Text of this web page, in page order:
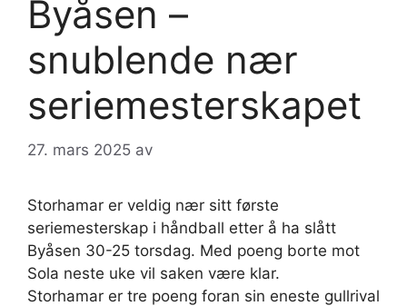
Byåsen –
snublende nær
seriemesterskapet
27. mars 2025 av
Storhamar er veldig nær sitt første
seriemesterskap i håndball etter å ha slått
Byåsen 30-25 torsdag. Med poeng borte mot
Sola neste uke vil saken være klar.
Storhamar er tre poeng foran sin eneste gullrival